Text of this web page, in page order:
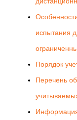
испытания
Порядок
Перечень
Информация